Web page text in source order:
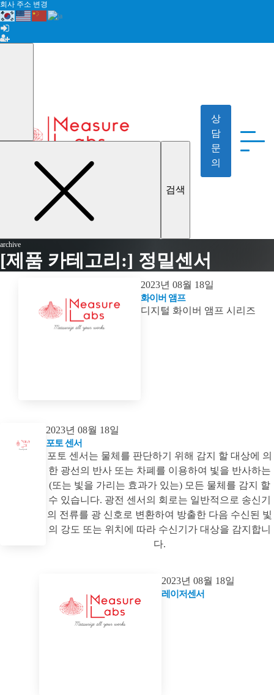
회사 주소 변경
상
담
문
의
archive
[제품 카테고리:] 정밀센서
2023년 08월 18일
화이버 앰프
디지털 화이버 앰프 시리즈
2023년 08월 18일
포토 센서
포토 센서는 물체를 판단하기 위해 감지 할 대상에 의
한 광선의 반사 또는 차폐를 이용하여 빛을 반사하는
(또는 빛을 가리는 효과가 있는) 모든 물체를 감지 할
수 있습니다. 광전 센서의 회로는 일반적으로 송신기
의 전류를 광 신호로 변환하여 방출한 다음 수신된 빛
의 강도 또는 위치에 따라 수신기가 대상을 감지합니
다.
2023년 08월 18일
레이저센서